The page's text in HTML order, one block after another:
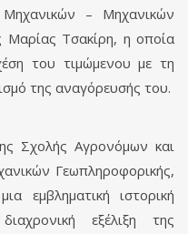
– Μηχανικών
Μαρίας Τσακίρη, η οποία
του τιμώμενου με τη
της αναγόρευσής του.
Σχολής Αγρονόμων και
Γεωπληροφορικής,
εμβληματική ιστορική
εξέλιξη της